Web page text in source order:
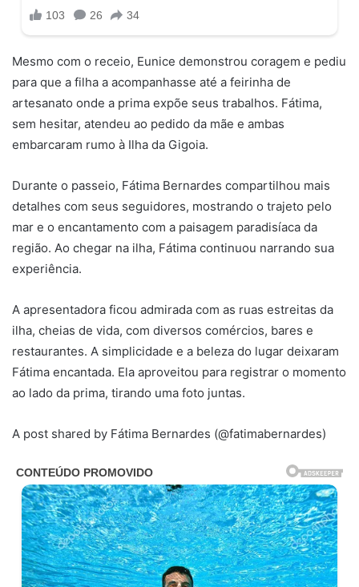
Mesmo com o receio, Eunice demonstrou coragem e pediu
para que a filha a acompanhasse até a feirinha de
artesanato onde a prima expõe seus trabalhos. Fátima,
sem hesitar, atendeu ao pedido da mãe e ambas
embarcaram rumo à Ilha da Gigoia.
Durante o passeio, Fátima Bernardes compartilhou mais
detalhes com seus seguidores, mostrando o trajeto pelo
mar e o encantamento com a paisagem paradisíaca da
região. Ao chegar na ilha, Fátima continuou narrando sua
experiência.
A apresentadora ficou admirada com as ruas estreitas da
ilha, cheias de vida, com diversos comércios, bares e
restaurantes. A simplicidade e a beleza do lugar deixaram
Fátima encantada. Ela aproveitou para registrar o momento
ao lado da prima, tirando uma foto juntas.
A post shared by Fátima Bernardes (@fatimabernardes)